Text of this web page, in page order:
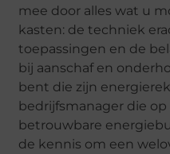
mee door alles wat u
kasten: de techniek
toepassingen en de
bij aanschaf en
bent die zijn
bedrijfsmanager die op
betrouwbare
de kennis om een